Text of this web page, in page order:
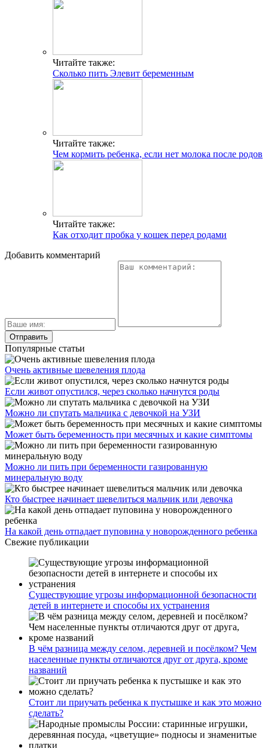
Читайте также:
Сколько пить Элевит беременным
Читайте также:
Чем кормить ребенка, если нет молока после родов
Читайте также:
Как отходит пробка у кошек перед родами
Добавить комментарий
Популярные статьи
Очень активные шевеления плода
Если живот опустился, через сколько начнутся роды
Можно ли спутать мальчика с девочкой на УЗИ
Может быть беременность при месячных и какие симптомы
Можно ли пить при беременности газированную
минеральную воду
Кто быстрее начинает шевелиться мальчик или девочка
На какой день отпадает пуповина у новорожденного ребенка
Свежие публикации
Существующие угрозы информационной безопасности
детей в интернете и способы их устранения
В чём разница между селом, деревней и посёлком? Чем
населенные пункты отличаются друг от друга, кроме
названий
Стоит ли приучать ребенка к пустышке и как это можно
сделать?